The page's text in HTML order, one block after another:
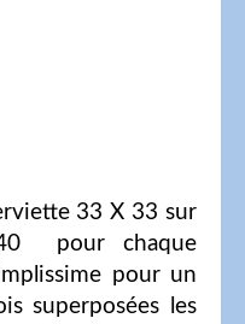
33 X 33 sur
pour chaque
pour un
superposées les